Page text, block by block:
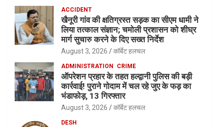
ACCIDENT
खैनूरी गांव की क्षतिग्रस्त सड़क का सीएम धामी ने
लिया तत्काल संज्ञान; चमोली प्रशासन को शीघ्र
मार्ग सुचारु करने के दिए सख्त निर्देश
August 3, 2026 कॉर्बेट हलचल
ADMINISTRATION CRIME
ऑपरेशन प्रहार के तहत हल्द्वानी पुलिस की बड़ी
कार्रवाई! पुराने गोदाम में चल रहे जुए के फड़ का
भंडाफोड़, 13 गिरफ्तार
August 3, 2026 कॉर्बेट हलचल
DESH